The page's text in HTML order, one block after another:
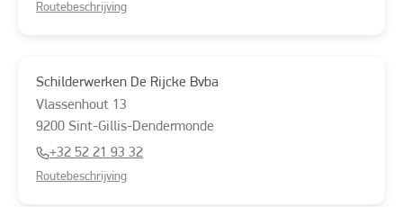
Routebeschrijving
Schilderwerken De Rijcke Bvba
Vlassenhout 13
9200 Sint-Gillis-Dendermonde
+32 52 21 93 32
Routebeschrijving